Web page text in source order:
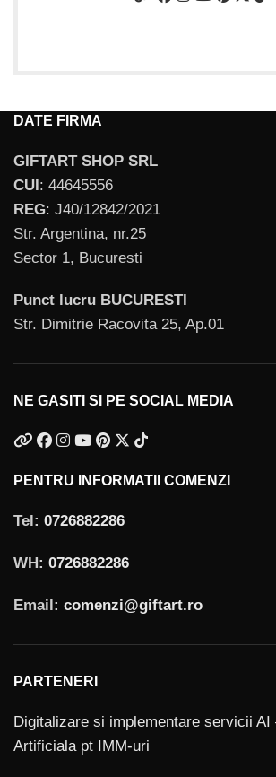
DATE FIRMA
GIFTART SHOP SRL
CUI: 44645556
REG: J40/12842/2021
Str. Argentina, nr.25
Sector 1, Bucuresti
Punct lucru BUCURESTI
Str. Dimitrie Racovita 25, Ap.01
NE GASITI SI PE SOCIAL MEDIA
PENTRU INFORMATII COMENZI
Tel: 0726882286
WH: 0726882286
Email: comenzi@giftart.ro
PARTENERI
Digitalizare si implementare servicii AI
Artificiala pt IMM-uri